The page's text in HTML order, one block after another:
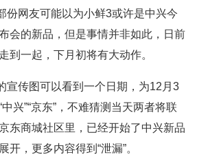
份网友可能以为小鲜3或许是中兴今
会的新品，但是事情并非如此，日前
到一起，下月初将有大动作。
宣传图可以看到一个日期，为12月3
兴”“京东”，不难猜测当天两者将联
东商城社区里，已经开始了中兴新品
开，更多内容得到“泄漏”。